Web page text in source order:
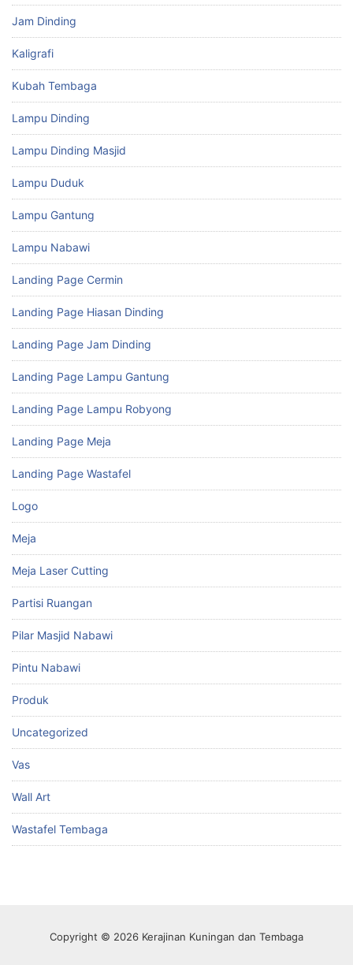
Jam Dinding
Kaligrafi
Kubah Tembaga
Lampu Dinding
Lampu Dinding Masjid
Lampu Duduk
Lampu Gantung
Lampu Nabawi
Landing Page Cermin
Landing Page Hiasan Dinding
Landing Page Jam Dinding
Landing Page Lampu Gantung
Landing Page Lampu Robyong
Landing Page Meja
Landing Page Wastafel
Logo
Meja
Meja Laser Cutting
Partisi Ruangan
Pilar Masjid Nabawi
Pintu Nabawi
Produk
Uncategorized
Vas
Wall Art
Wastafel Tembaga
Copyright © 2026 Kerajinan Kuningan dan Tembaga